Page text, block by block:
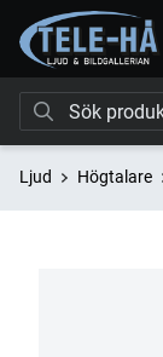
Ljud Högtalare